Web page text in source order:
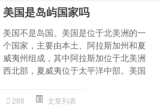
美国是岛屿国家吗
美国不是岛国。美国是位于北美洲的一
个国家，主要由本土、阿拉斯加州和夏
威夷州组成，其中阿拉斯加位于北美洲
西北部，夏威夷位于太平洋中部。美国
288 文章列表